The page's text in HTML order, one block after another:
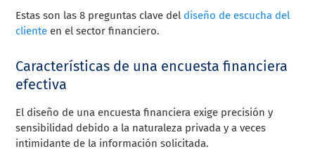
Estas son las 8 preguntas clave del diseño de escucha del
cliente en el sector financiero.
Características de una encuesta financiera
efectiva
El diseño de una encuesta financiera exige precisión y
sensibilidad debido a la naturaleza privada y a veces
intimidante de la información solicitada.